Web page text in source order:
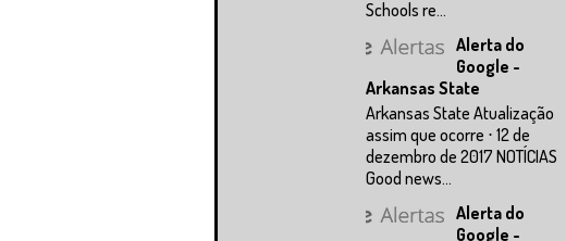
Schools re...
Alerta do
Google -
Arkansas State
Arkansas State Atualização
assim que ocorre ⋅ 12 de
dezembro de 2017 NOTÍCIAS
Good news...
Alerta do
Google -